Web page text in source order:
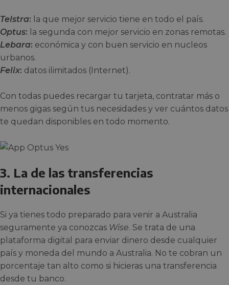
Telstra: la que mejor servicio tiene en todo el país.
Optus: la segunda con mejor servicio en zonas remotas.
Lebara: económica y con buen servicio en nucleos
urbanos.
Felix: datos ilimitados (Internet).
Con todas puedes recargar tu tarjeta, contratar más o
menos gigas según tus necesidades y ver cuántos datos
te quedan disponibles en todo momento.
3. La de las transferencias
internacionales
Si ya tienes todo preparado para venir a Australia
seguramente ya conozcas Wise. Se trata de una
plataforma digital para enviar dinero desde cualquier
país y moneda del mundo a Australia. No te cobran un
porcentaje tan alto como si hicieras una transferencia
desde tu banco.